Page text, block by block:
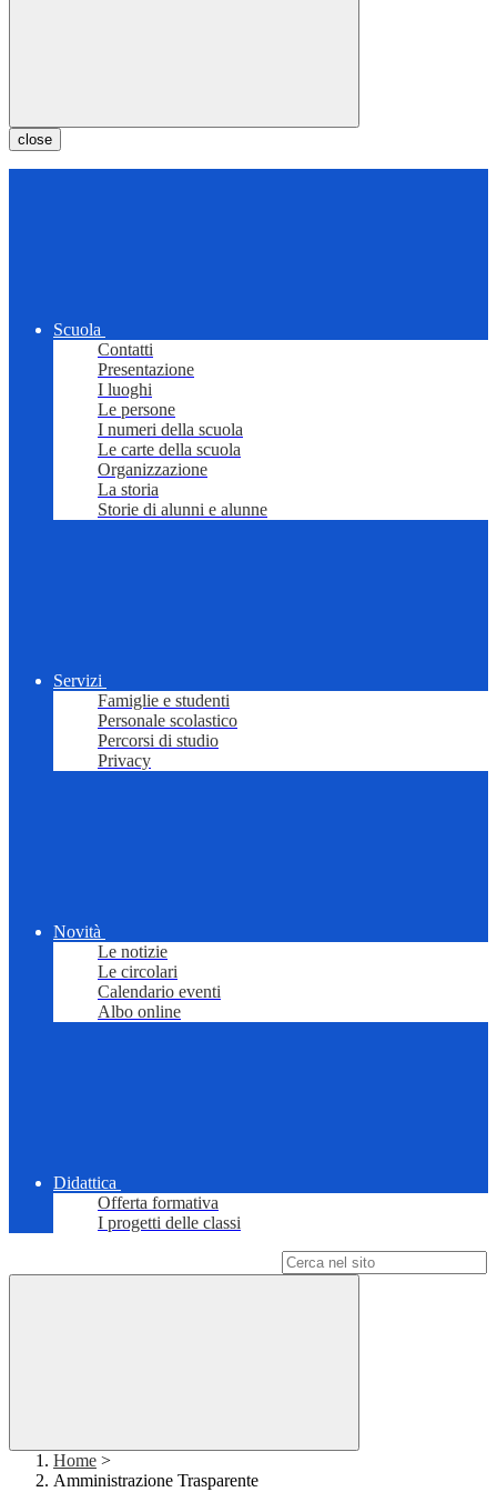
close
Scuola
Contatti
Presentazione
I luoghi
Le persone
I numeri della scuola
Le carte della scuola
Organizzazione
La storia
Storie di alunni e alunne
Servizi
Famiglie e studenti
Personale scolastico
Percorsi di studio
Privacy
Novità
Le notizie
Le circolari
Calendario eventi
Albo online
Didattica
Offerta formativa
I progetti delle classi
Home >
Amministrazione Trasparente